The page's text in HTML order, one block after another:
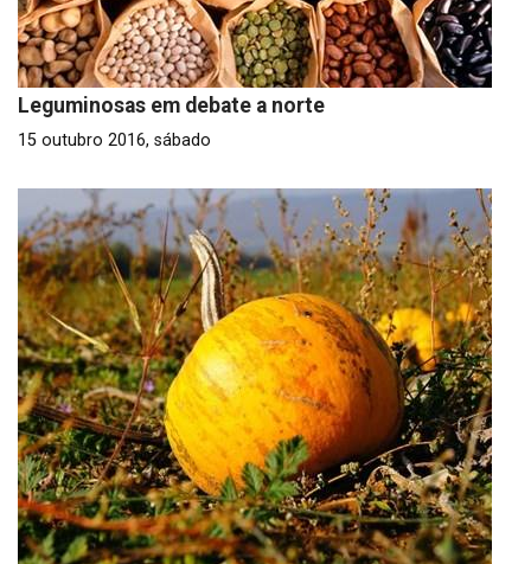
Leguminosas em debate a norte
15 outubro 2016, sábado